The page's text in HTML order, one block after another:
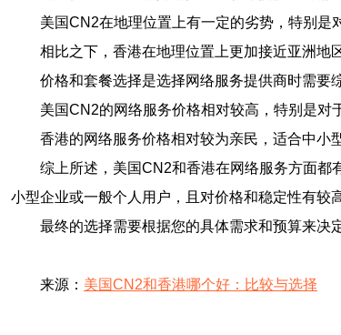
美国CN2在地理位置上有一定的劣势，特别是
相比之下，香港在地理位置上更加接近亚洲地
价格和套餐选择是选择网络服务提供商时需要
美国CN2的网络服务价格相对较高，特别是对
香港的网络服务价格相对较为亲民，适合中小
综上所述，美国CN2和香港在网络服务方面都
小型企业或一般个人用户，且对价格和稳定性有较
最终的选择需要根据您的具体需求和预算来决
来源： 美国CN2和香港哪个好：比较与选择